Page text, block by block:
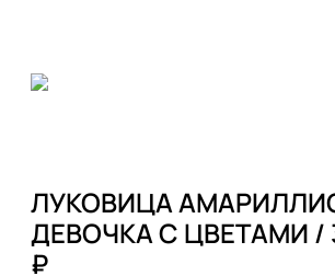
ЛУКОВИЦА
ДЕВОЧКА С ЦВЕТАМИ /